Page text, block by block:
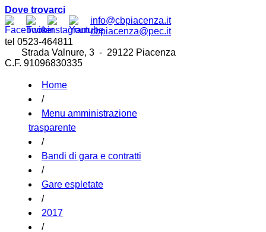
Dove trovarci
info@cbpiacenza.it
cbpiacenza@pec.it
tel 0523-464811
Strada Valnure, 3 - 29122 Piacenza
C.F. 91096830335
Home
/
Menu amministrazione
trasparente
/
Bandi di gara e contratti
/
Gare espletate
/
2017
/